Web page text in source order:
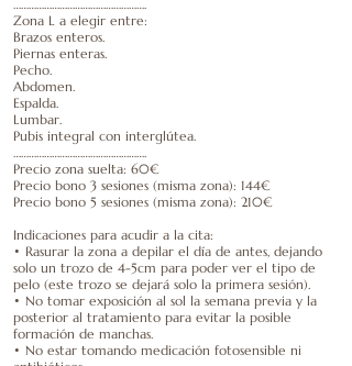
Zona L a elegir entre:
Brazos enteros.
Piernas enteras.
Pecho.
Abdomen.
Espalda.
Lumbar.
Pubis integral con interglútea.
Precio zona suelta: 60€
Precio bono 3 sesiones (misma zona): 144€
Precio bono 5 sesiones (misma zona): 210€
Indicaciones para acudir a la cita:
• Rasurar la zona a depilar el día de antes, dejando
solo un trozo de 4-5cm para poder ver el tipo de
pelo (este trozo se dejará solo la primera sesión).
• No tomar exposición al sol la semana previa y la
posterior al tratamiento para evitar la posible
formación de manchas.
• No estar tomando medicación fotosensible ni